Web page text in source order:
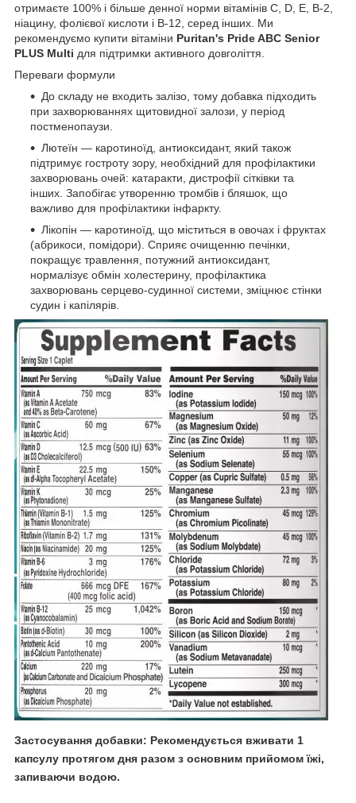
отримаєте 100% і більше денної норми вітамінів C, D, E, B-2,
ніацину, фолієвої кислоти і B-12, серед інших. Ми
рекомендуємо купити вітаміни Puritan's Pride ABC Senior
PLUS Multi для підтримки активного довголіття.
Переваги формули
До складу не входить залізо, тому добавка підходить
при захворюваннях щитовидної залози, у період
постменопаузи.
Лютеїн — каротиноїд, антиоксидант, який також
підтримує гостроту зору, необхідний для профілактики
захворювань очей: катаракти, дистрофії сітківки та
інших. Запобігає утворенню тромбів і бляшок, що
важливо для профілактики інфаркту.
Лікопін — каротиноїд, що міститься в овочах і фруктах
(абрикоси, помідори). Сприяє очищенню печінки,
покращує травлення, потужний антиоксидант,
нормалізує обмін холестерину, профілактика
захворювань серцево-судинної системи, зміцнює стінки
судин і капілярів.
Застосування добавки: Рекомендується вживати 1
капсулу протягом дня разом з основним прийомом їжі,
запиваючи водою.